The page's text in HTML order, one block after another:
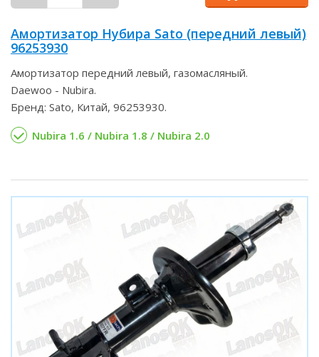
Амортизатор Нубира Sato (передний левый)
96253930
Амортизатор передний левый, газомасляный.
Daewoo - Nubira.
Бренд: Sato, Китай, 96253930.
Nubira 1.6 / Nubira 1.8 / Nubira 2.0